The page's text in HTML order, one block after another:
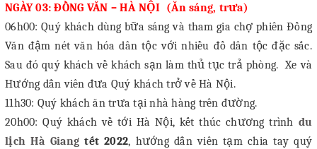
NGÀY 03: ĐỒNG VĂN – HÀ NỘI (Ăn sáng, trưa)
06h00: Quý khách dùng bữa sáng và tham gia chợ phiên Đồng
Văn đậm nét văn hóa dân tộc với nhiều đồ dân tộc đặc sắc.
Sau đó quý khách về khách sạn làm thủ tục trả phòng. Xe và
Hướng dẫn viên đưa Quý khách trở về Hà Nội.
11h30: Quý khách ăn trưa tại nhà hàng trên đường.
20h00: Quý khách về tới Hà Nội, kết thúc chương trình du
lịch Hà Giang tết 2022, hướng dẫn viên tạm chia tay quý